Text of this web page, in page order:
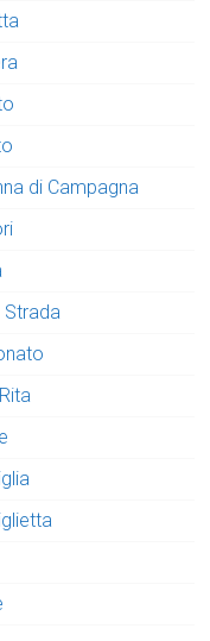
di Campagna
Strada